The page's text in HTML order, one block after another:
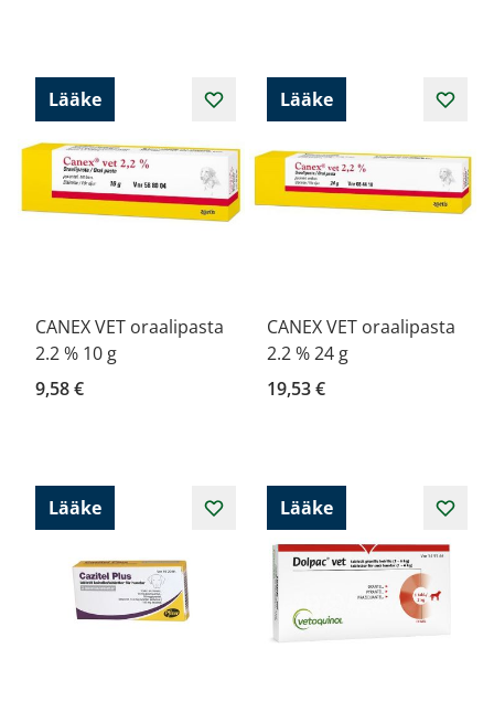
Lääke
CANEX VET oraalipasta
2.2 % 10 g
9,58 €
Lääke
CANEX VET oraalipasta
2.2 % 24 g
19,53 €
Lääke Lääke